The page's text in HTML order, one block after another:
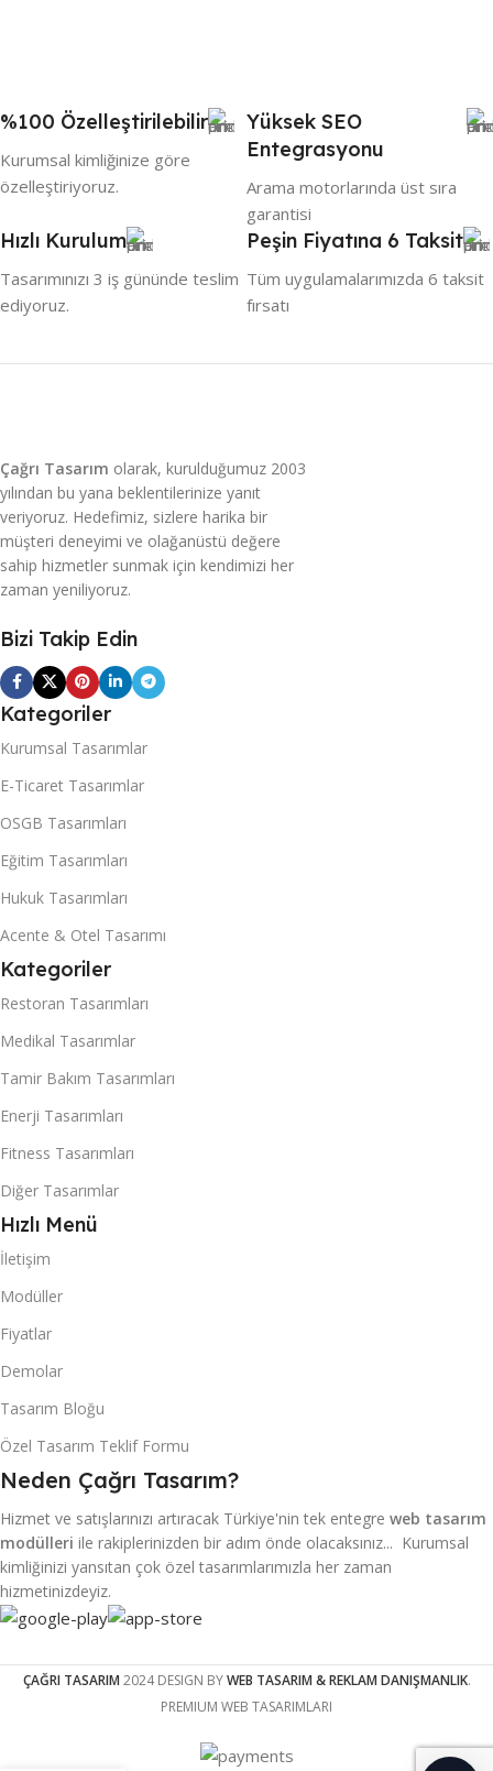
%100 Özelleştirilebilir
Kurumsal kimliğinize göre
özelleştiriyoruz.
Yüksek SEO
Entegrasyonu
Arama motorlarında üst sıra
garantisi
Hızlı Kurulum
Tasarımınızı 3 iş gününde teslim
ediyoruz.
Peşin Fiyatına 6 Taksit
Tüm uygulamalarımızda 6 taksit
fırsatı
Çağrı Tasarım olarak, kurulduğumuz 2003
yılından bu yana beklentilerinize yanıt
veriyoruz. Hedefimiz, sizlere harika bir
müşteri deneyimi ve olağanüstü değere
sahip hizmetler sunmak için kendimizi her
zaman yeniliyoruz.
Bizi Takip Edin
Kategoriler
Kurumsal Tasarımlar
E-Ticaret Tasarımlar
OSGB Tasarımları
Eğitim Tasarımları
Hukuk Tasarımları
Acente & Otel Tasarımı
Kategoriler
Restoran Tasarımları
Medikal Tasarımlar
Tamir Bakım Tasarımları
Enerji Tasarımları
Fitness Tasarımları
Diğer Tasarımlar
Hızlı Menü
İletişim
Modüller
Fiyatlar
Demolar
Tasarım Bloğu
Özel Tasarım Teklif Formu
Neden Çağrı Tasarım?
Hizmet ve satışlarınızı artıracak Türkiye'nin tek entegre web tasarım
modülleri ile rakiplerinizden bir adım önde olacaksınız... Kurumsal
kimliğinizi yansıtan çok özel tasarımlarımızla her zaman
hizmetinizdeyiz.
ÇAĞRI TASARIM 2024 DESIGN BYWEB TASARIM & REKLAM DANIŞMANLIK.
PREMIUM WEB TASARIMLARI